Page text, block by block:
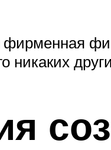
фирменная
никаких